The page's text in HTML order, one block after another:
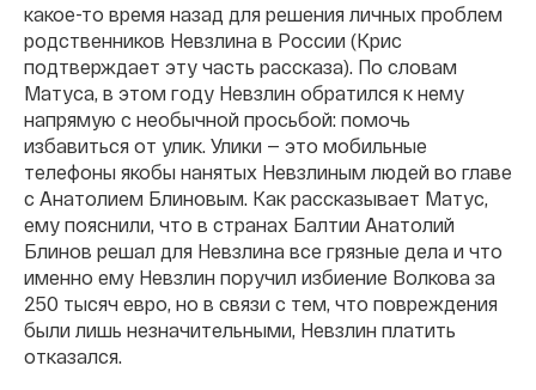
какое-то время назад для решения личных проблем
родственников Невзлина в России (Крис
подтверждает эту часть рассказа). По словам
Матуса, в этом году Невзлин обратился к нему
напрямую с необычной просьбой: помочь
избавиться от улик. Улики — это мобильные
телефоны якобы нанятых Невзлиным людей во главе
с Анатолием Блиновым. Как рассказывает Матус,
ему пояснили, что в странах Балтии Анатолий
Блинов решал для Невзлина все грязные дела и что
именно ему Невзлин поручил избиение Волкова за
250 тысяч евро, но в связи с тем, что повреждения
были лишь незначительными, Невзлин платить
отказался.